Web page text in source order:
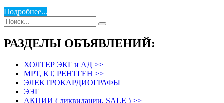
Подробнее...
РАЗДЕЛЫ ОБЪЯВЛЕНИЙ:
ХОЛТЕР ЭКГ и АД >>
МРТ, КТ, РЕНТГЕН >>
ЭЛЕКТРОКАРДИОГРАФЫ
ЭЭГ
АКЦИИ ( ликвидации, SALE ) >>